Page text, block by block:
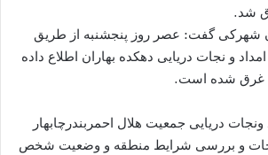
شد.
شهرکی گفت: عصر روز پنجشنبه از طریق
و نجات دریایی دهکده بهاران اطلاع داده
غرق شده است.
دریایی جمعیت هلال احمربندرچابهار
نجات و بررسی شرایط منطقه و وضعیت شخص